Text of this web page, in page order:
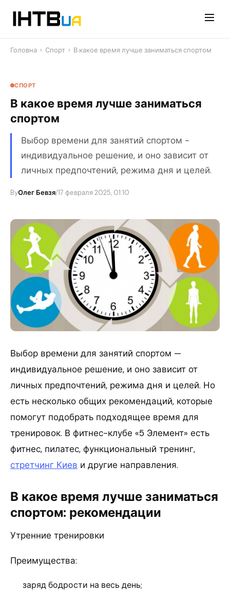
Головна › Спорт › В какое время лучше заниматься спортом
СПОРТ
В какое время лучше заниматься
спортом
Выбор времени для занятий спортом -
индивидуальное решение, и оно зависит от
личных предпочтений, режима дня и целей.
ByОлег Бевзя/17 февраля 2025, 01:10
Выбор времени для занятий спортом —
индивидуальное решение, и оно зависит от
личных предпочтений, режима дня и целей. Но
есть несколько общих рекомендаций, которые
помогут подобрать подходящее время для
тренировок. В фитнес-клубе «5 Элемент» есть
фитнес, пилатес, функциональный тренинг,
стретчинг Киев и другие направления.
В какое время лучше заниматься
спортом: рекомендации
Утренние тренировки
Преимущества:
заряд бодрости на весь день;